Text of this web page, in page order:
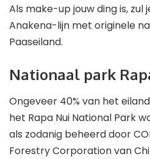
Als make-up jouw ding is,
Anakena-lijn met originele
Paaseiland.
Nationaal park
Ongeveer 40% van het
het Rapa Nui National Park
als zodanig beheerd door
Forestry Corporation van